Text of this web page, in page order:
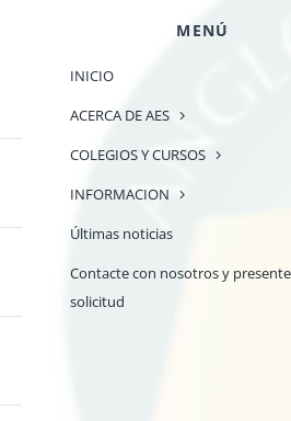
MENÚ
INICIO
ACERCA DE AES
COLEGIOS Y CURSOS
INFORMACION
Últimas noticias
Contacte con nosotros y
solicitud